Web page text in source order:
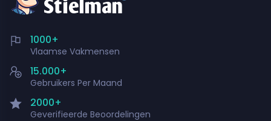
1000+
Vlaamse Vakmensen
15.000+
Gebruikers Per Maand
2000+
Geverifieerde Beoordelingen